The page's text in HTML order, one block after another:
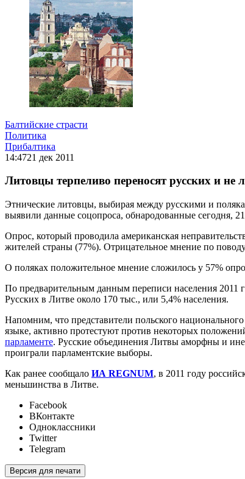
Балтийские страсти
Политика
Прибалтика
14:4721 дек 2011
Литовцы терпеливо переносят русских и не
Этнические литовцы, выбирая между русскими и
выявили данные соцопроса, обнародованные сегодня,
Опрос, который проводила американская
жителей страны (77%). Отрицательное мнение по
О поляках положительное мнение сложилось у 57%
По предварительным данным переписи населения 2011
Русских в Литве около 170 тыс., или 5,4% населения.
Напомним, что представители польского
языке, активно протестуют против некоторых
парламенте. Русские объединения Литвы аморфны и
проиграли парламентские выборы.
Как ранее сообщало ИА REGNUM, в 2011 году
меньшинства в Литве.
Facebook
ВКонтакте
Одноклассники
Twitter
Telegram
Версия для печати